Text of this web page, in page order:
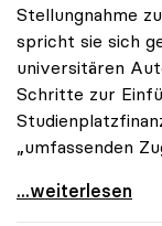
Stellungnahme
spricht sie sich
universitären
Schritte zur
„umfassenden
Uni-Gesetz:
...weiterlesen